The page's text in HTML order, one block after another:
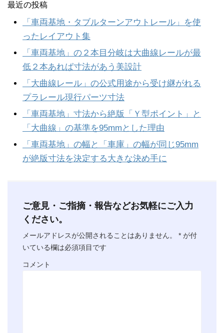
最近の投稿
「車両基地・タブルターンアウトレール」を使
ったレイアウト集
「車両基地」の２本目分岐は大曲線レールが最
低２本あれば寸法があう美設計
「大曲線レール」の公式用途から受け継がれる
プラレール現行パーツ寸法
「車両基地」寸法から絶版「Ｙ型ポイント」と
「大曲線」の基準を95mmとした理由
「車両基地」の幅と「車庫」の幅が同じ95mm
が絶版寸法を決定する大きな決め手に
ご意見・ご指摘・報告などお気軽にご入力
ください。
メールアドレスが公開されることはありません。 * が付
いている欄は必須項目です
コメント